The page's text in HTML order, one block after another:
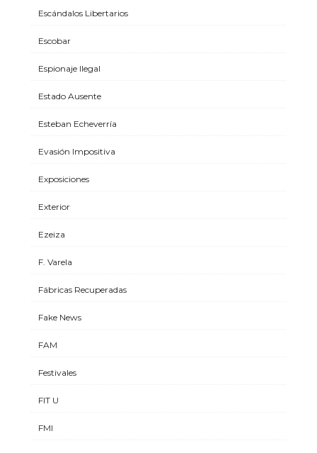
Escándalos Libertarios
Escobar
Espionaje Ilegal
Estado Ausente
Esteban Echeverría
Evasión Impositiva
Exposiciones
Exterior
Ezeiza
F. Varela
Fábricas Recuperadas
Fake News
FAM
Festivales
FIT U
FMI